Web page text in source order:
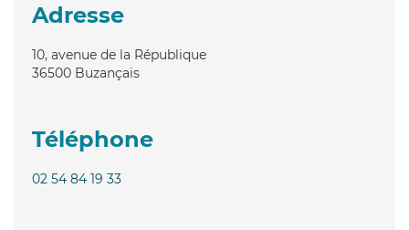
Adresse
10, avenue de la République
36500 Buzançais
Téléphone
02 54 84 19 33